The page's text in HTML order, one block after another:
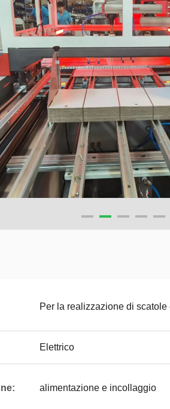
Per la realizzazione di scatole
Elettrico
alimentazione e incollaggio